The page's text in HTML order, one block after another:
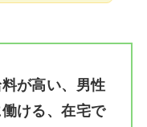
が高い、男性
ける、在宅で